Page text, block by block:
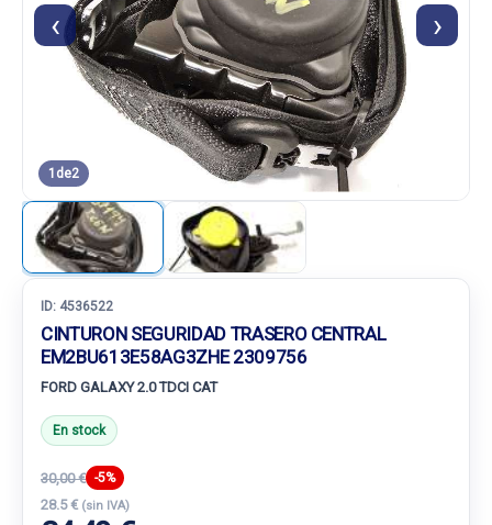
‹ ›
1 de2
ID: 4536522
CINTURON SEGURIDAD TRASERO CENTRAL
EM2BU613E58AG3ZHE 2309756
FORD GALAXY 2.0 TDCI CAT
En stock
30,00 € -5%
28.5 € (sin IVA)